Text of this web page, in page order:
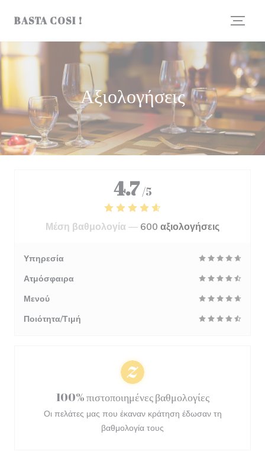
BASTA COSI !
Αξιολογήσεις
4.7 /5
Μέση βαθμολογία — 600 αξιολογήσεις
Υπηρεσία
Ατμόσφαιρα
Μενού
Ποιότητα/Τιμή
100% πιστοποιημένες βαθμολογίες
Οι πελάτες μας που έκαναν κράτηση έδωσαν τη
βαθμολογία τους